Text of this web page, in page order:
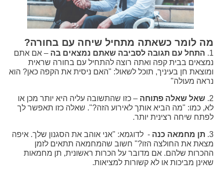
מה לומר כשאתה מתחיל שיחה עם בחורה?
1. התחל עם תגובה לסביבה שאתם נמצאים בה – אם אתם
נמצאים בבית קפה ואתה רוצה להתחיל עם בחורה שראית
ומוצאת חן בעיניך, תוכל לשאול: "האם ניסית את הקפה כאן? הוא
נראה מעולה"
2. שאל שאלה פתוחה – כזו שהתשובה עליה היא יותר מכן או
לא, כמו: "מה הביא אותך לאירוע הזה?". שאלה כזו תאפשר לך
לפתח שיחה רצינית יותר.
3. תן מחמאה כנה - לדוגמא: "אני אוהב את הסגנון שלך. איפה
מצאת את החולצה הזו?" חשוב שהמחמאה תתאים לזמן
ההכרות שלהם. אם מדובר על הכרות ראשונית, תן מחמאות
שאינן מביכות או לא קשורות למציאות.